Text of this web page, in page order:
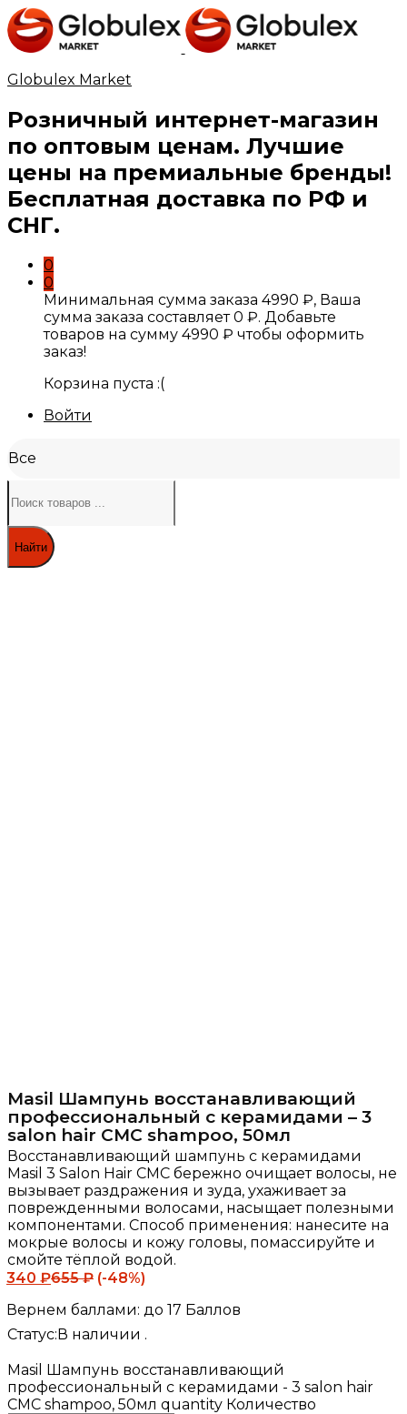
Globulex Market
Розничный интернет-магазин
по оптовым ценам. Лучшие
цены на премиальные бренды!
Бесплатная доставка по РФ и
СНГ.
0
0
Минимальная сумма заказа 4990 ₽, Ваша
сумма заказа составляет0 ₽. Добавьте
товаров на сумму 4990 ₽ чтобы оформить
заказ!
Корзина пуста :(
Войти
Все
Найти
Masil Шампунь восстанавливающий
профессиональный с керамидами – 3
salon hair CMC shampoo, 50мл
Восстанавливающий шампунь с керамидами
Masil 3 Salon Hair CMC бережно очищает волосы, не
вызывает раздражения и зуда, ухаживает за
поврежденными волосами, насыщает полезными
компонентами. Способ применения: нанесите на
мокрые волосы и кожу головы, помассируйте и
смойте тёплой водой.
340 ₽655₽ (-48%)
Вернем баллами: до 17 Баллов
Статус:В наличии .
Masil Шампунь восстанавливающий
профессиональный с керамидами - 3 salon hair
CMC shampoo, 50мл quantity Количество